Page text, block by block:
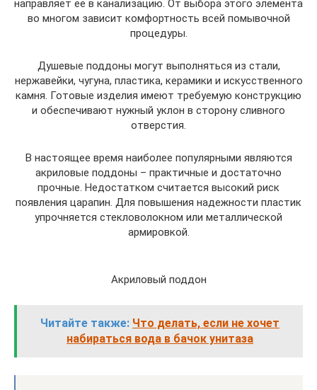
направляет ее в канализацию. От выбора этого элемента
во многом зависит комфортность всей помывочной
процедуры.
Душевые поддоны могут выполняться из стали,
нержавейки, чугуна, пластика, керамики и искусственного
камня. Готовые изделия имеют требуемую конструкцию
и обеспечивают нужный уклон в сторону сливного
отверстия.
В настоящее время наиболее популярными являются
акриловые поддоны – практичные и достаточно
прочные. Недостатком считается высокий риск
появления царапин. Для повышения надежности пластик
упрочняется стекловолокном или металлической
армировкой.
Акриловый поддон
Читайте также: Что делать, если не хочет
набираться вода в бачок унитаза